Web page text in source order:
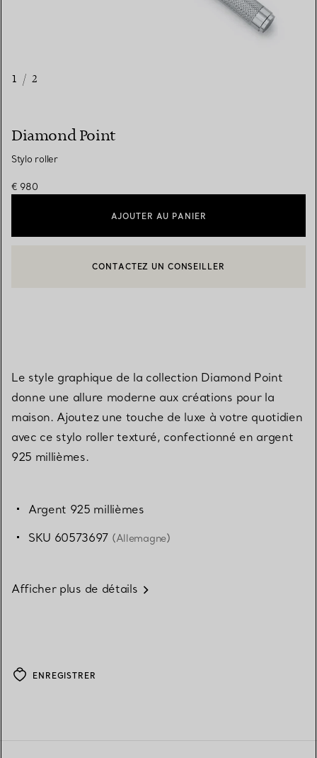
1 / 2
Diamond Point
Stylo roller
€ 980
AJOUTER AU PANIER
CONTACTER UN CONSEILLER CLIENT OU PRENDRE RENDEZ-
CONTACTEZ UN CONSEILLER
Le style graphique de la collection Diamond Point
donne une allure moderne aux créations pour la
maison. Ajoutez une touche de luxe à votre quotidien
avec ce stylo roller texturé, confectionné en argent
925 millièmes.
Argent 925 millièmes
SKU 60573697 (Allemagne)
Afficher plus de détails
ENREGISTRER